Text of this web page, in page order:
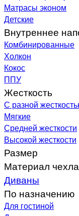
Матрасы эконом
Детские
Внутреннее
Комбинированные
Холкон
Кокос
ППУ
Жесткость
С разной
Мягкие
Средней жесткости
Высокой жесткости
Размер
Материал чехла
Диваны
По назначению
Для гостиной